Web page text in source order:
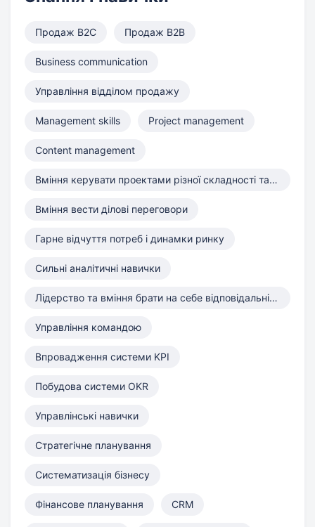
Продаж B2C Продаж B2B
Business communication
Управління відділом продажу
Management skills Project management
Content management
Вміння керувати проектами різної складності та підбирати команду
Вміння вести ділові переговори
Гарне відчуття потреб і динамки ринку
Сильні аналітичні навички
Лідерство та вміння брати на себе відповідальність
Управління командою
Впровадження системи KPI
Побудова системи OKR
Управлінські навички
Стратегічне планування
Систематизація бізнесу
Фінансове планування CRM